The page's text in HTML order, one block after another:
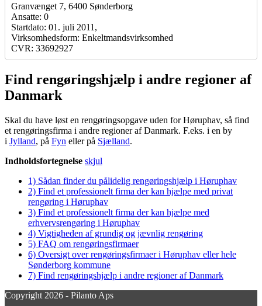
Granvænget 7, 6400 Sønderborg
Ansatte: 0
Startdato: 01. juli 2011,
Virksomhedsform: Enkeltmandsvirksomhed
CVR: 33692927
Find rengøringshjælp i andre regioner af
Danmark
Skal du have løst en rengøringsopgave uden for Høruphav, så find
et rengøringsfirma i andre regioner af Danmark. F.eks. i en by
i Jylland, på Fyn eller på Sjælland.
Indholdsfortegnelse skjul
1) Sådan finder du pålidelig rengøringshjælp i Høruphav
2) Find et professionelt firma der kan hjælpe med privat
rengøring i Høruphav
3) Find et professionelt firma der kan hjælpe med
erhvervsrengøring i Høruphav
4) Vigtigheden af grundig og jævnlig rengøring
5) FAQ om rengøringsfirmaer
6) Oversigt over rengøringsfirmaer i Høruphav eller hele
Sønderborg kommune
7) Find rengøringshjælp i andre regioner af Danmark
Copyright 2026 - Pilanto Aps